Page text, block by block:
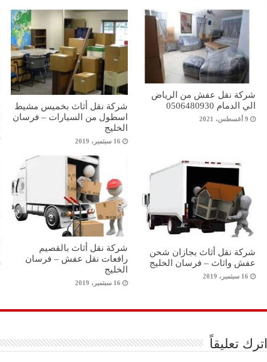
شركة نقل عفش من الرياض
الي الدمام 0506480930
9 أغسطس، 2021
شركة نقل أثاث بخميس مشيط
اسطول من السيارات – فرسان
الخليج
16 سبتمبر، 2019
شركة نقل أثاث بجازان شحن
عفش واثاث – فرسان الخليج
16 سبتمبر، 2019
شركة نقل أثاث بالقصيم
رافعات نقل عفش – فرسان
الخليج
16 سبتمبر، 2019
اترك تعليقاً